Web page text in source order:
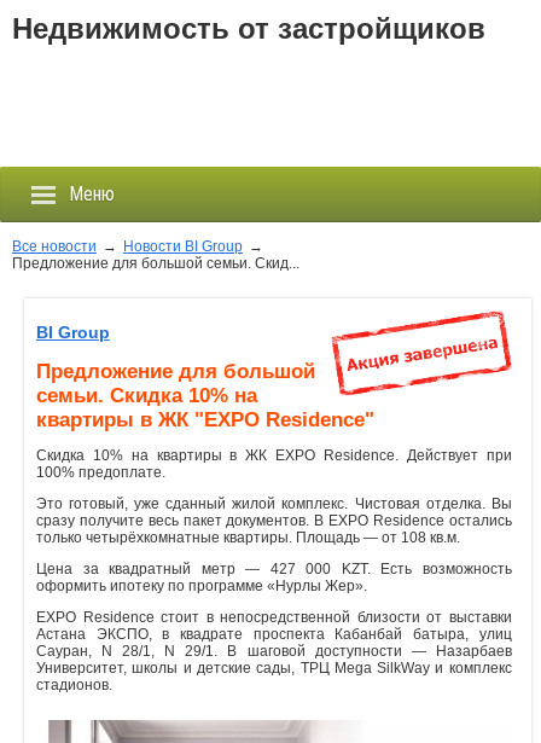
Недвижимость от застройщиков
Меню
Новостройки
Новости
События
Агентства
Объявления
Кабинет
Все новости → Новости BI Group →
Предложение для большой семьи. Скид...
BI Group
Предложение для большой
семьи. Скидка 10% на
квартиры в ЖК "EXPO Residence"
Скидка 10% на квартиры в ЖК EXPO Residence. Действует при
100% предоплате.
Это готовый, уже сданный жилой комплекс. Чистовая отделка. Вы
сразу получите весь пакет документов. В EXPO Residence остались
только четырёхкомнатные квартиры. Площадь — от 108 кв.м.
Цена за квадратный метр — 427 000 KZT. Есть возможность
оформить ипотеку по программе «Нурлы Жер».
EXPO Residence стоит в непосредственной близости от выставки
Астана ЭКСПО, в квадрате проспекта Кабанбай батыра, улиц
Сауран, N 28/1, N 29/1. В шаговой доступности — Назарбаев
Университет, школы и детские сады, ТРЦ Mega SilkWay и комплекс
стадионов.